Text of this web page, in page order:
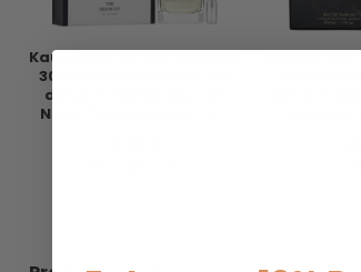
Kaufen Sie für mindestens
30 Euro und erhalten Sie
dies kostenlos dazu Ex
Nihilo The Hedonist - E...
Kaufen Sie